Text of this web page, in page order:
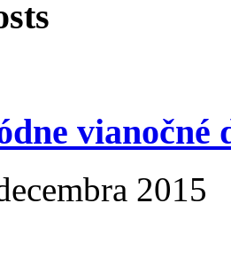
vianočné
2015